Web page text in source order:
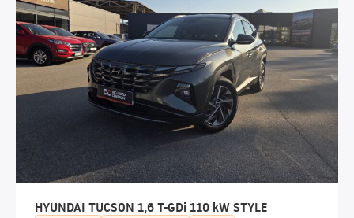
HYUNDAI TUCSON 1,6 T-GDi 110 kW STYLE